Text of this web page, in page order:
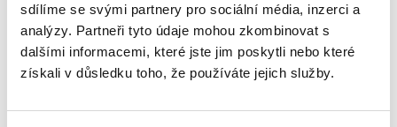
sdílíme se svými partnery pro sociální média, inzerci a
analýzy. Partneři tyto údaje mohou zkombinovat s
dalšími informacemi, které jste jim poskytli nebo které
získali v důsledku toho, že používáte jejich služby.